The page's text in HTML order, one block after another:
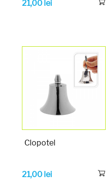
21,00 lei
Clopotel
21,00 lei